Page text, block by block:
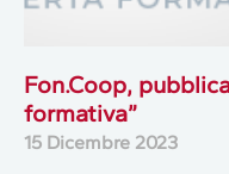
Fon.Coop,
formativa”
15 Dicembre 2023